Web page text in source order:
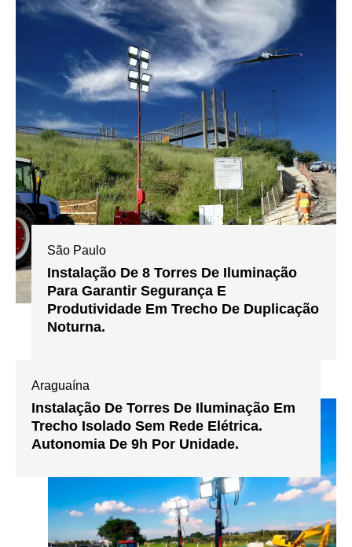
São Paulo
Instalação De 8 Torres De Iluminação
Para Garantir Segurança E
Produtividade Em Trecho De Duplicação
Noturna.
Araguaína
Instalação De Torres De Iluminação Em
Trecho Isolado Sem Rede Elétrica.
Autonomia De 9h Por Unidade.